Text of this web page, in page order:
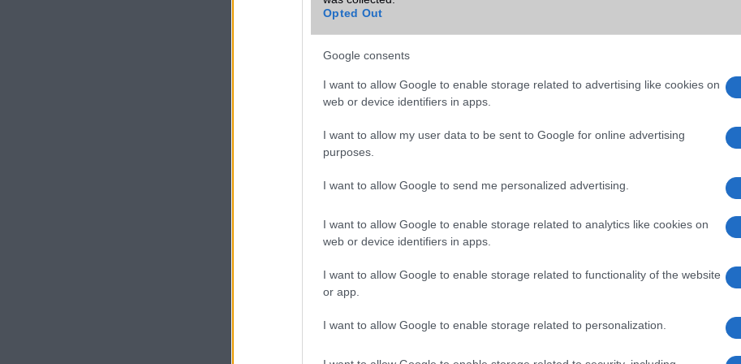
Opted Out
Google consents
I want to allow Google to enable storage related to advertising like cookies on
web or device identifiers in apps.
I want to allow my user data to be sent to Google for online advertising
purposes.
I want to allow Google to send me personalized advertising.
I want to allow Google to enable storage related to analytics like cookies on
web or device identifiers in apps.
I want to allow Google to enable storage related to functionality of the website
or app.
I want to allow Google to enable storage related to personalization.
Wi-Fi HotSpot alap szolgáltatás
területenként változó
AKKUMULÁTOR
Visszatöltésre alkalmas (Power
Beszélgetési idő h /